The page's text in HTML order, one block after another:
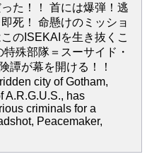
た！！ 首には爆弾！逃
死！ 命懸けのミッショ
のISEKAIを生き抜くこ
殊部隊＝スーサイド・
譚が幕を開ける！！
city of Gotham,
A.R.G.U.S., has
criminals for a
Peacemaker,